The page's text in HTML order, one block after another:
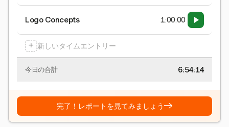
Logo Concepts 1:00:00
+ 新しいタイムエントリー
今日の合計 6:54:15
完了！レポートを見てみましょう→